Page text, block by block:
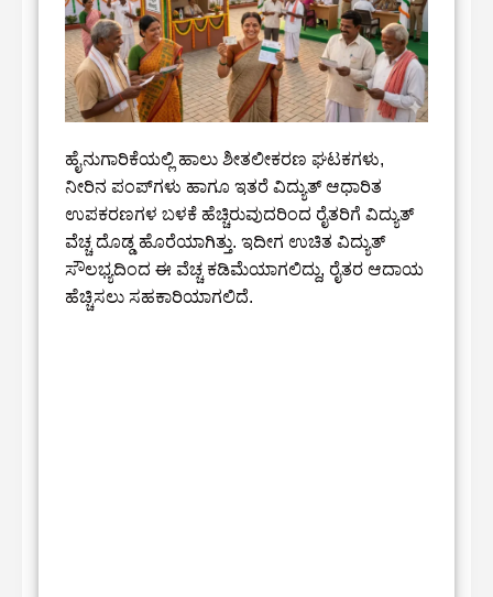
ಹೈನುಗಾರಿಕೆಯಲ್ಲಿ ಹಾಲು ಶೀತಲೀಕರಣ ಘಟಕಗಳು,
ನೀರಿನ ಪಂಪ್‌ಗಳು ಹಾಗೂ ಇತರೆ ವಿದ್ಯುತ್ ಆಧಾರಿತ
ಉಪಕರಣಗಳ ಬಳಕೆ ಹೆಚ್ಚಿರುವುದರಿಂದ ರೈತರಿಗೆ ವಿದ್ಯುತ್
ವೆಚ್ಚ ದೊಡ್ಡ ಹೊರೆಯಾಗಿತ್ತು. ಇದೀಗ ಉಚಿತ ವಿದ್ಯುತ್
ಸೌಲಭ್ಯದಿಂದ ಈ ವೆಚ್ಚ ಕಡಿಮೆಯಾಗಲಿದ್ದು, ರೈತರ ಆದಾಯ
ಹೆಚ್ಚಿಸಲು ಸಹಕಾರಿಯಾಗಲಿದೆ.